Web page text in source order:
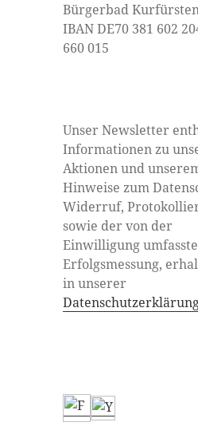
Bürgerbad
IBAN DE70 381 602
660 015
Unser Newsletter
Informationen zu
Aktionen und
Hinweise zum
Widerruf,
sowie der von der
Einwilligung
Erfolgsmessung,
in unserer